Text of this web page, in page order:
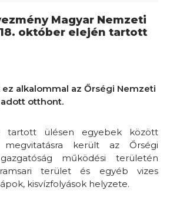
Magyar Nemzeti
október elején tartott
alkalommal az Őrségi Nemzeti
otthont.
tartott ülésen egyebek között
került az Őrségi
működési területén
terület és egyéb vizes
kisvízfolyások helyzete.